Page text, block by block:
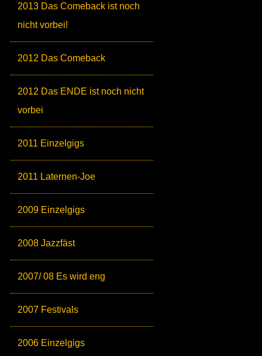
2013 Das Comeback ist noch
nicht vorbei!
2012 Das Comeback
2012 Das ENDE ist noch nicht
vorbei
2011 Einzelgigs
2011 Laternen-Joe
2009 Einzelgigs
2008 Jazzfäst
2007/ 08 Es wird eng
2007 Festivals
2006 Einzelgigs